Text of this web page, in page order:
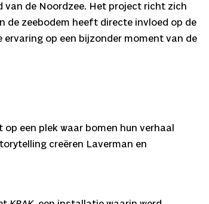
van de Noordzee. Het project richt zich
de zeebodem heeft directe invloed op de
op een bijzonder moment van de
een plek waar bomen hun verhaal
creëren Laverman en